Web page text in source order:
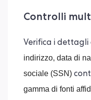
Controlli
Verifica i
indirizzo, data di
sociale (SSN)
gamma di fonti